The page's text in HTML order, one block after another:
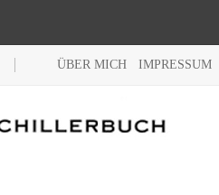
ÜBER MICH IMPRESSUM